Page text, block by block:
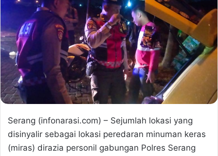
Serang (infonarasi.com) – Sejumlah lokasi yang
disinyalir sebagai lokasi peredaran minuman keras
(miras) dirazia personil gabungan Polres Serang